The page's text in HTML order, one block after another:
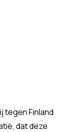
tegen Finland
dat deze